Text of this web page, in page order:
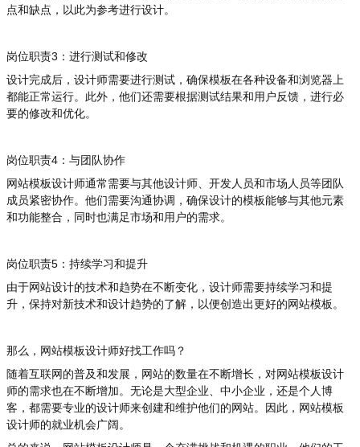
点和缺点，以此为参考进行设计。
岗位职责3：进行测试和修改
设计完成后，设计师需要进行测试，确保模板在各种设备和浏览器上
都能正常运行。此外，他们还需要根据测试结果和用户反馈，进行必
要的修改和优化。
岗位职责4：与团队协作
网站模板设计师通常需要与其他设计师、开发人员和市场人员等团队
成员紧密协作。他们需要沟通协调，确保设计的模板能够与其他元素
和功能整合，同时也满足市场和用户的需求。
岗位职责5：持续学习和提升
由于网站设计的技术和趋势在不断变化，设计师需要持续学习和提
升，保持对新技术和设计趋势的了解，以便创造出更好的网站模板。
那么，网站模板设计师好找工作吗？
随着互联网的普及和发展，网站的数量在不断增长，对网站模板设计
师的需求也在不断增加。无论是大型企业、中小企业，还是个人博
客，都需要专业的设计师来创建和维护他们的网站。因此，网站模板
设计师的就业机会广阔。